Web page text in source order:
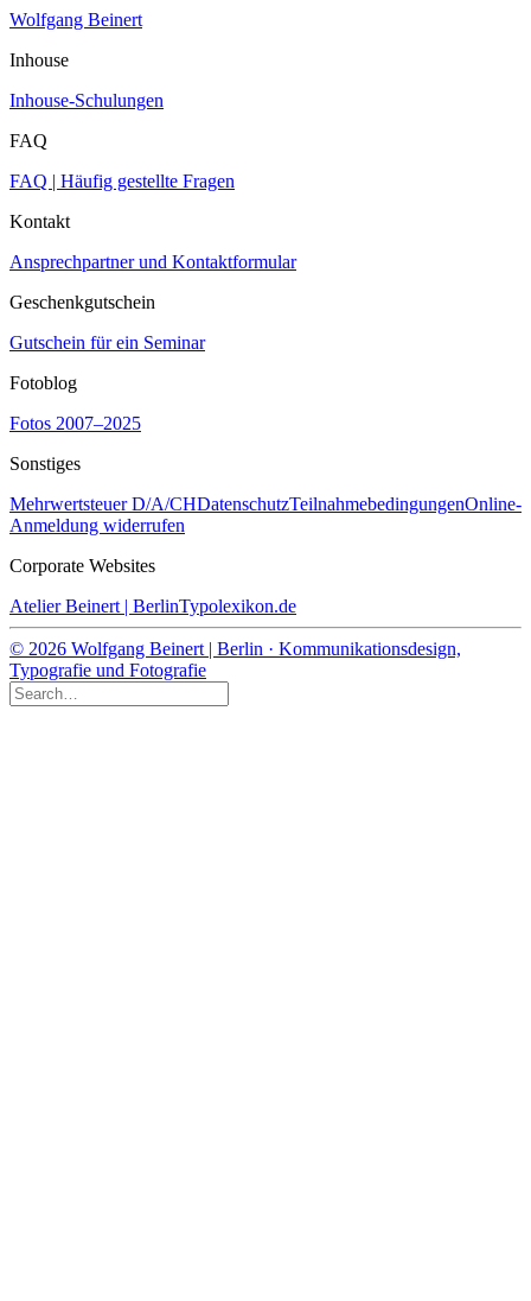
Wolfgang Beinert
Inhouse
Inhouse-Schulungen
FAQ
FAQ | Häufig gestellte Fragen
Kontakt
Ansprechpartner und Kontaktformular
Geschenkgutschein
Gutschein für ein Seminar
Fotoblog
Fotos 2007–2025
Sonstiges
Mehrwertsteuer D/A/CHDatenschutzTeilnahmebedingungenOnline-
Anmeldung widerrufen
Corporate Websites
Atelier Beinert | BerlinTypolexikon.de
© 2026 Wolfgang Beinert | Berlin · Kommunikationsdesign,
Typografie und Fotografie